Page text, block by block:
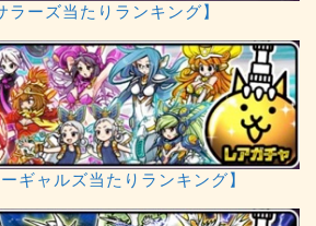
ラーズ当たりランキング】
ギャルズ当たりランキング】